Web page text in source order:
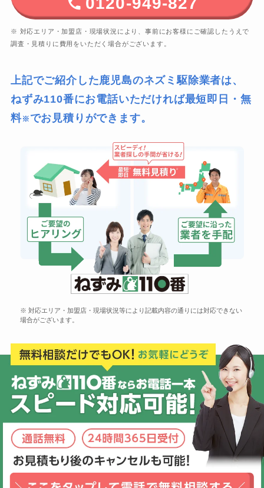
※ 対応エリア・加盟店・現場状況により、事前にお客様にご確認したうえで
調査・見積りに費用をいただく場合がございます。
上記でご紹介した鹿児島のネズミ駆除業者は、
ねずみ110番にお電話いただければ最短即日・無
料※ でお見積りができます。
※ 対応エリア・加盟店・現場状況等により記載内容の通りには対応できない
場合がございます。